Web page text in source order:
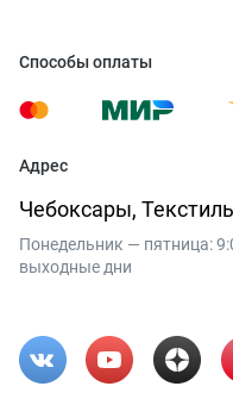
Способы оплаты
Адрес
Чебоксары,
Понедельник — пятница:
выходные дни